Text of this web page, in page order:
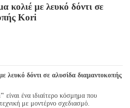
κολιέ με λευκό δόντι σε
Kori
λευκό δόντι σε αλυσίδα διαμαντοκοπής
είναι ένα ιδιαίτερο κόσμημα που
με μοντέρνο σχεδιασμό.